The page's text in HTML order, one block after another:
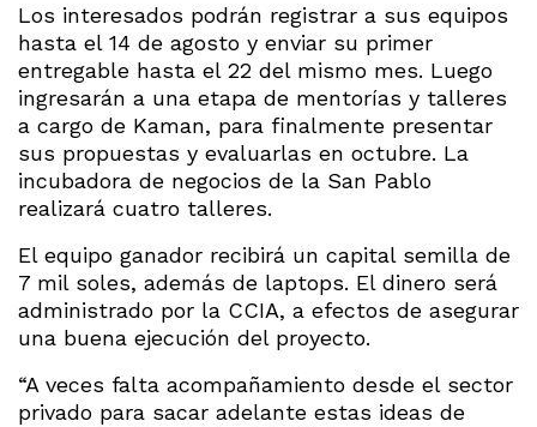
Los interesados podrán registrar a sus equipos
hasta el 14 de agosto y enviar su primer
entregable hasta el 22 del mismo mes. Luego
ingresarán a una etapa de mentorías y talleres
a cargo de Kaman, para finalmente presentar
sus propuestas y evaluarlas en octubre. La
incubadora de negocios de la San Pablo
realizará cuatro talleres.
El equipo ganador recibirá un capital semilla de
7 mil soles, además de laptops. El dinero será
administrado por la CCIA, a efectos de asegurar
una buena ejecución del proyecto.
“A veces falta acompañamiento desde el sector
privado para sacar adelante estas ideas de